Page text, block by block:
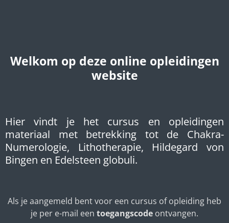
Welkom op deze online opleidingen
website
Hier vindt je het cursus en opleidingen
materiaal met betrekking tot de Chakra-
Numerologie, Lithotherapie, Hildegard von
Bingen en Edelsteen globuli.
Als je aangemeld bent voor een cursus of opleiding heb
je per e-mail een toegangscode ontvangen.